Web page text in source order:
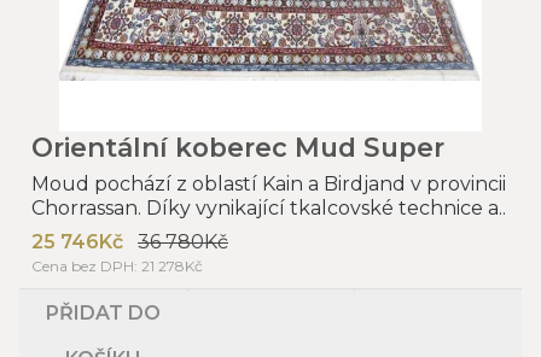
Orientální koberec Mud Super
Moud pochází z oblastí Kain a Birdjand v provincii
Chorrassan. Díky vynikající tkalcovské technice a..
25 746Kč
36 780Kč
Cena bez DPH: 21 278Kč
PŘIDAT DO